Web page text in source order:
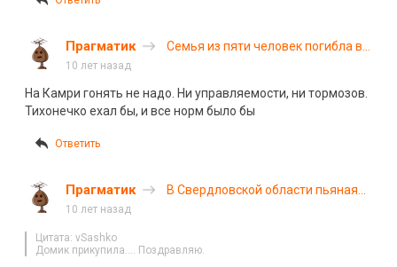
Прагматик
Семья из пяти человек погибла в
10 лет назад
На Камри гонять не надо. Ни управляемости, ни тормозов.
Тихонечко ехал бы, и все норм было бы
Ответить
Прагматик
В Свердловской области пьяная
10 лет назад
Цитата: vSashko
Домик прикупила…. Поздравляю.